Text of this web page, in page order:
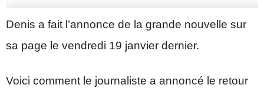
Denis a fait l’annonce de la grande nouvelle sur
sa page le vendredi 19 janvier dernier.
Voici comment le journaliste a annoncé le retour